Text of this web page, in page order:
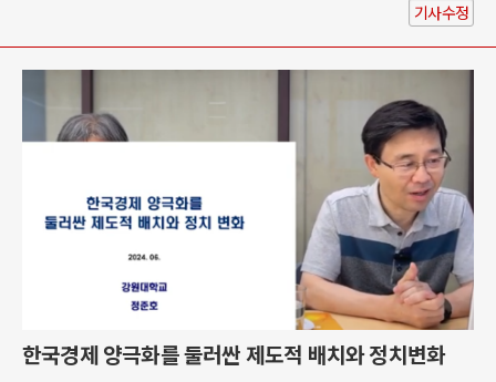
기사수정
한국경제 양극화를 둘러싼 제도적 배치와 정치변화